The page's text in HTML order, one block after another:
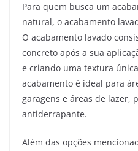
Para quem busca um
natural, o acabamento
O acabamento lavado
concreto após a sua
e criando uma textura
acabamento é ideal para
garagens e áreas de lazer,
antiderrapante.
Além das opções